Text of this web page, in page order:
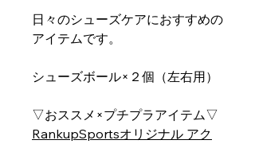
日々のシューズケアにおすすめの
アイテムです。
シューズボール×２個（左右用）
▽おススメ×プチプラアイテム▽
RankupSportsオリジナル アク